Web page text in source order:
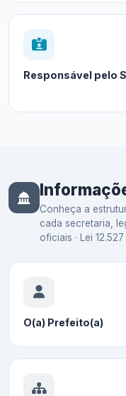
Responsável pelo
Conheça a
cada secretaria,
oficiais · Lei 12.527
O(a) Prefeito(a)